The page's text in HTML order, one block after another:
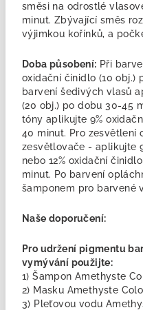
směsi na odrostlé
minut. Zbývající směs
výjimkou kořínků, a
Doba působení: Při
oxidační činidlo (10 obj.)
barvení šedivých vlasů
(20 obj.) po dobu 30-45
tóny aplikujte 9%
40 minut. Pro zesvětlení
zesvětlovače - aplikujte
nebo 12% oxidační
minut. Po barvení
šamponem pro barvené
Naše doporučení:
Pro udržení pigmentu
vymývání použijte:
1) Šampon Amethyste
2) Masku Amethyste
3) Pleťovou vodu